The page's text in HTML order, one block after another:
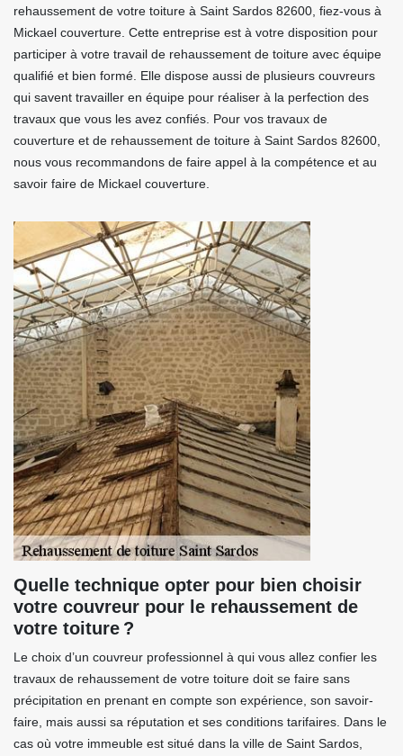
rehaussement de votre toiture à Saint Sardos 82600, fiez-vous à
Mickael couverture. Cette entreprise est à votre disposition pour
participer à votre travail de rehaussement de toiture avec équipe
qualifié et bien formé. Elle dispose aussi de plusieurs couvreurs
qui savent travailler en équipe pour réaliser à la perfection des
travaux que vous les avez confiés. Pour vos travaux de
couverture et de rehaussement de toiture à Saint Sardos 82600,
nous vous recommandons de faire appel à la compétence et au
savoir faire de Mickael couverture.
Quelle technique opter pour bien choisir
votre couvreur pour le rehaussement de
votre toiture ?
Le choix d’un couvreur professionnel à qui vous allez confier les
travaux de rehaussement de votre toiture doit se faire sans
précipitation en prenant en compte son expérience, son savoir-
faire, mais aussi sa réputation et ses conditions tarifaires. Dans le
cas où votre immeuble est situé dans la ville de Saint Sardos,